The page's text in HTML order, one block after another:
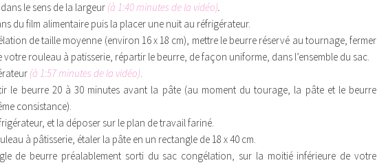
le sens de la largeur (à 1:40 minutes de la vidéo).
du film alimentaire puis la placer une nuit au réfrigérateur.
de taille moyenne (environ 16 x 18 cm), mettre le beurre réservé au tournage, fermer
votre rouleau à patisserie, répartir le beurre, de façon uniforme, dans l’ensemble du sac.
(à 1:57 minutes de la vidéo).
le beurre 20 à 30 minutes avant la pâte (au moment du tourage, la pâte et le beurre
consistance).
et la déposer sur le plan de travail fariné.
à pâtisserie, étaler la pâte en un rectangle de 18 x 40 cm.
de beurre préalablement sorti du sac congélation, sur la moitié inférieure de votre